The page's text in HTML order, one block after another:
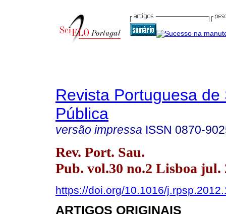
Revista Portuguesa de
Pública
versão impressa ISSN 0870-
Rev. Port. Sau.
Pub. vol.30 no.2 Lisboa jul.
https://doi.org/10.1016/
ARTIGOS ORIGINAIS